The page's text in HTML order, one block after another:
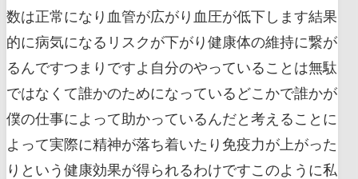
数は正常になり血管が広がり血圧が低下します結果
的に病気になるリスクが下がり健康体の維持に繋が
るんですつまりですよ自分のやっていることは無駄
ではなくて誰かのためになっているどこかで誰かが
僕の仕事によって助かっているんだと考えることに
よって実際に精神が落ち着いたり免疫力が上がった
りという健康効果が得られるわけですこのように私